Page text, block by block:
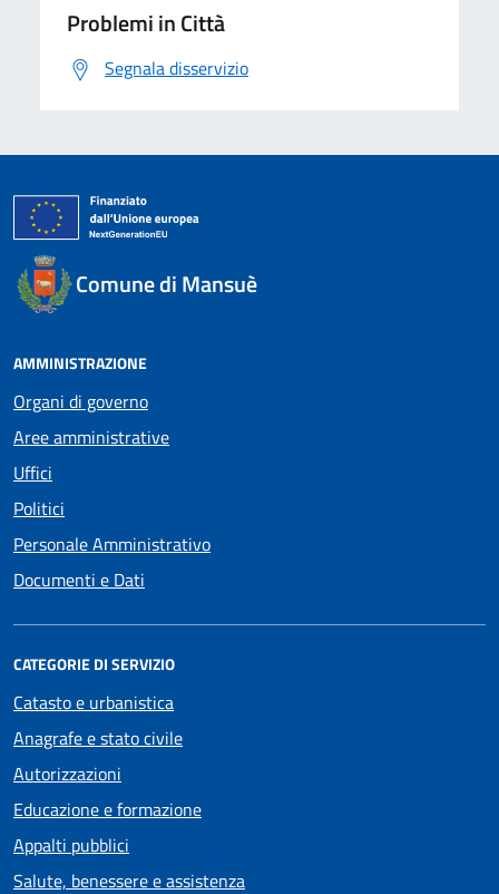
Problemi in Città
Segnala disservizio
Comune di Mansuè
AMMINISTRAZIONE
Organi di governo
Aree amministrative
Uffici
Politici
Personale Amministrativo
Documenti e Dati
CATEGORIE DI SERVIZIO
Catasto e urbanistica
Anagrafe e stato civile
Autorizzazioni
Educazione e formazione
Appalti pubblici
Salute, benessere e assistenza